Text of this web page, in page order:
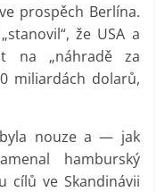
prospěch Berlína.
že USA a
na „náhradě za
miliardách dolarů,
nouze a — jak
hamburský
cílů ve Skandinávii